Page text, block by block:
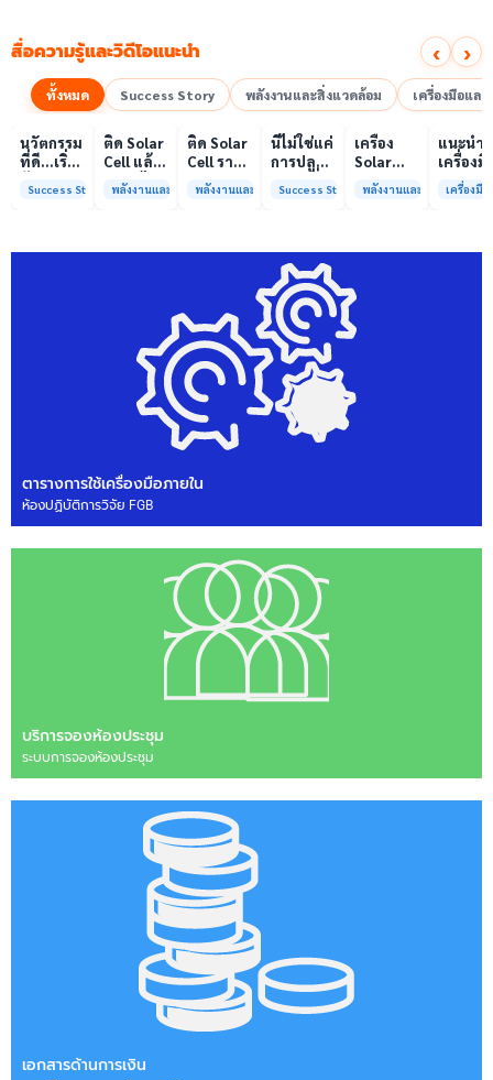
สื่อความรู้และวิดีโอแนะนำ ‹ ›
ทั้งหมด Success Story พลังงานและสิ่งแวดล้อม เครื่องมือแล
เล่นวิดีโอ
00:10
นวัตกรรม
ที่ดี…เริ่ม
ความร่วม
Success Story
เล่นวิดีโอ
00:10
ติด Solar
Cell แล้ว
ลดค่าไฟ
ได้จริง
พลังงานและสิ่งแวดล้อม
เล่นวิดีโอ
00:08
ติด Solar
Cell ราคา
แพง แต่
ค่าไฟ
พลังงานและสิ่งแวดล้อม
เล่นวิดีโอ
นี่ไม่ใช่แค่
การปลูก
คือการ
ให้ป่า
ต้นน้ำและ
ชุมชน
Success Story
เครื่อง
Solar
Simulator
มาตรฐาน
รับรอง
ISO/IEC17025
บริการ
พลังงานและสิ่งแวดล้อม
เล่
01:00
แนะนำ
เครื่องมื
วิเคราะ
ทดสอบ
การกลา
เครื่องมื
ตารางการใช้เครื่องมือภายใน
ห้องปฏิบัติการวิจัย FGB
บริการจองห้องประชุม
ระบบการจองห้องประชุม
เอกสารด้านการเงิน